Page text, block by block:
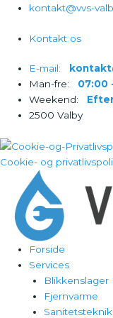
indholdet
kontakt@vvs-
Kontakt os
07:00
2500 Valby
Cookie- og
Forside
Services
Blikkenslager
Fjernvarme
Sanitetsteknik